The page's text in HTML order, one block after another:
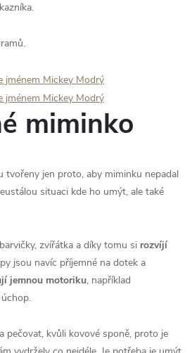
miminko
tvořeny jen proto, aby miminku nepadal
situaci kde ho umýt, ale také
zvířátka a díky tomu si rozvíjí
jsou navíc příjemné na dotek a
jemnou motoriku, například
pečovat, kvůli kovové sponě, proto je